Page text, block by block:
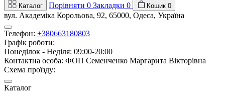
Каталог Порівняти 0 Закладки 0 Кошик 0
вул. Академіка Корольова, 92, 65000, Одеса, Україна
Телефон: +380663180803
Графік роботи:
Понеділок - Неділя: 09:00-20:00
Контактна особа: ФОП Семенченко Маргарита Вікторівна
Схема проїзду:
Каталог